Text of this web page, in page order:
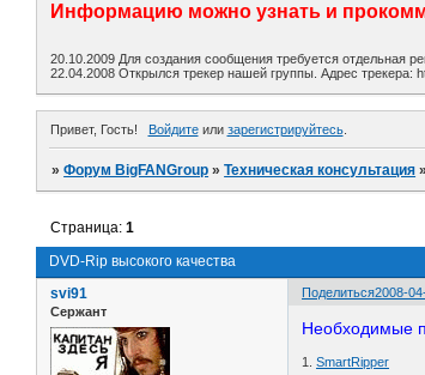
Информацию можно узнать и
20.10.2009 Для создания сообщения требуется отдельная
22.04.2008 Открылся трекер нашей группы. Адрес трекера:
Привет, Гость! Войдитеили зарегистрируйтесь.
»Форум BigFANGroup »Техническая консультация »
DVD-Rip высокого качества
Страница:1
Поделиться2008-
svi91
Сержант
Необходимые
1.SmartRipper